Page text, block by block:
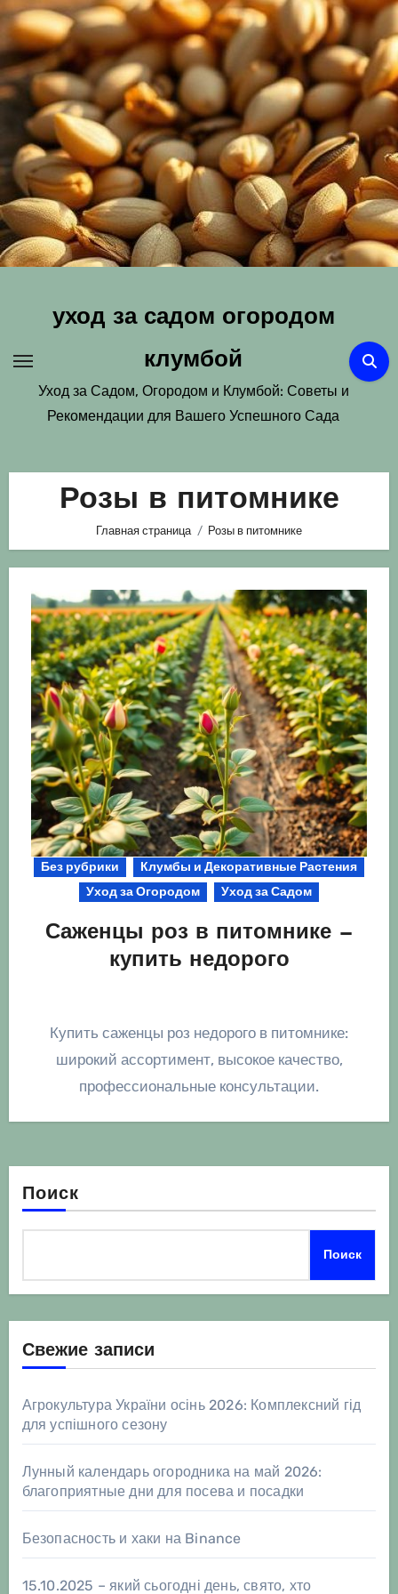
Перейти
содержимому
уход за садом огородом
клумбой
Уход за Садом, Огородом и Клумбой: Советы и
Рекомендации для Вашего Успешного Сада
Розы в питомнике
Главная страница Розы в питомнике
Без рубрики
Клумбы и Декоративные Растения
Уход за Огородом
Уход за Садом
Саженцы роз в питомнике —
купить недорого
Купить саженцы роз недорого в питомнике:
широкий ассортимент, высокое качество,
профессиональные консультации.
Поиск
Поиск
Свежие записи
Агрокультура України осінь 2026: Комплексний гід
для успішного сезону
Лунный календарь огородника на май 2026:
благоприятные дни для посева и посадки
Безопасность и хаки на Binance
15.10.2025 – який сьогодні день, свято, хто